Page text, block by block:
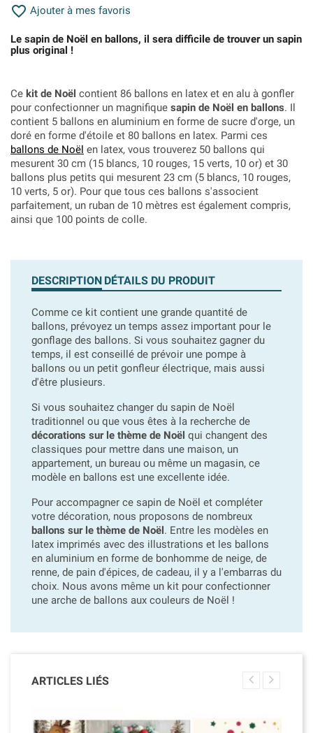
 Ajouter à mes favoris
Le sapin de Noël en ballons, il sera difficile de trouver un sapin
plus original !
Ce kit de Noël contient 86 ballons en latex et en alu à gonfler
pour confectionner un magnifique sapin de Noël en ballons. Il
contient 5 ballons en aluminium en forme de sucre d'orge, un
doré en forme d'étoile et 80 ballons en latex. Parmi ces
ballons de Noël en latex, vous trouverez 50 ballons qui
mesurent 30 cm (15 blancs, 10 rouges, 15 verts, 10 or) et 30
ballons plus petits qui mesurent 23 cm (5 blancs, 10 rouges,
10 verts, 5 or). Pour que tous ces ballons s'associent
parfaitement, un ruban de 10 mètres est également compris,
ainsi que 100 points de colle.
DESCRIPTION DÉTAILS DU PRODUIT
Comme ce kit contient une grande quantité de
ballons, prévoyez un temps assez important pour le
gonflage des ballons. Si vous souhaitez gagner du
temps, il est conseillé de prévoir une pompe à
ballons ou un petit gonfleur électrique, mais aussi
d'être plusieurs.
Si vous souhaitez changer du sapin de Noël
traditionnel ou que vous êtes à la recherche de
décorations sur le thème de Noël qui changent des
classiques pour mettre dans une maison, un
appartement, un bureau ou même un magasin, ce
modèle en ballons est une excellente idée.
Pour accompagner ce sapin de Noël et compléter
votre décoration, nous proposons de nombreux
ballons sur le thème de Noël. Entre les modèles en
latex imprimés avec des illustrations et les ballons
en aluminium en forme de bonhomme de neige, de
renne, de pain d'épices, de cadeau, il y a l'embarras du
choix. Nous avons même un kit pour confectionner
une arche de ballons aux couleurs de Noël !
ARTICLES LIÉS